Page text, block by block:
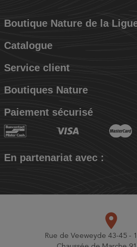
Boutique Nature de la
Catalogue
Service client
Boutiques Nature
Paiement sécurisé
En partenariat avec :
place
Rue de Veeweyde 43-45 -